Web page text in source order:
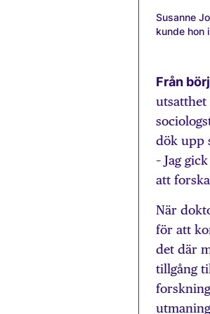
Susanne
kunde hon
Från
dök upp
– Jag
att
När
för att
det där
tillgång